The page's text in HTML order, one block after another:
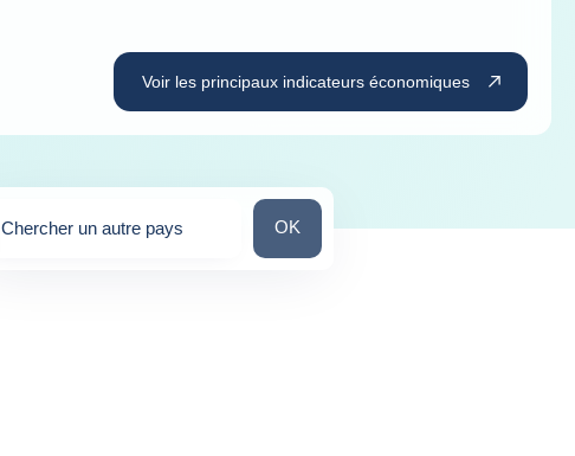
Voir les principaux indicateurs économiques
Chercher un autre pays Chercher un autre pays
OK